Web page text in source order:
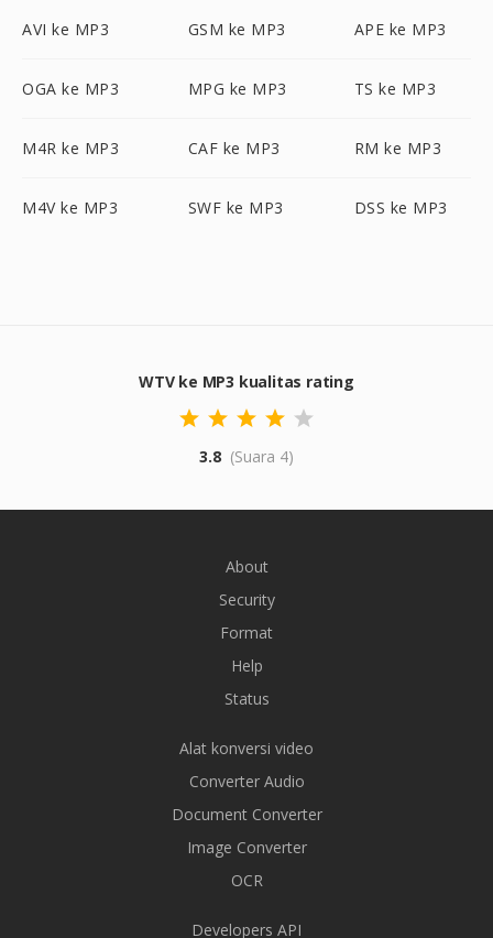
AVI ke MP3 GSM ke MP3 APE ke MP3
OGA ke MP3 MPG ke MP3 TS ke MP3
M4R ke MP3 CAF ke MP3 RM ke MP3
M4V ke MP3 SWF ke MP3 DSS ke MP3
WTV ke MP3 kualitas rating
3.8 (Suara 4)
About
Security
Format
Help
Status
Alat konversi video
Converter Audio
Document Converter
Image Converter
OCR
Developers API